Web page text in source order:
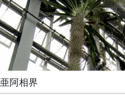
亜阿相界